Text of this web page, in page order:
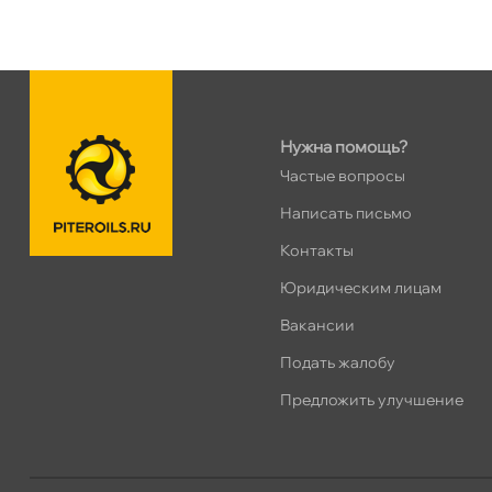
пр.Науки 10к1 (2 этаж)
ПН–ВС
Ленинский пр. 92 к.1
0 шт
Нужна помощь?
Частые вопросы
Написать письмо
Контакты
Юридическим лицам
акансии
Подать жалобу
Предложить улучшение